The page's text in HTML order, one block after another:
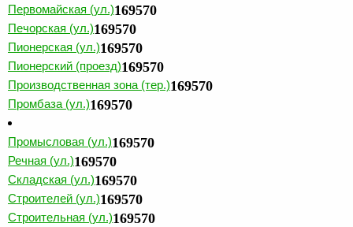
Первомайская (ул.)169570
Печорская (ул.)169570
Пионерская (ул.)169570
Пионерский (проезд)169570
Производственная зона (тер.)169570
Промбаза (ул.)169570
Промысловая (ул.)169570
Речная (ул.)169570
Складская (ул.)169570
Строителей (ул.)169570
Строительная (ул.)169570